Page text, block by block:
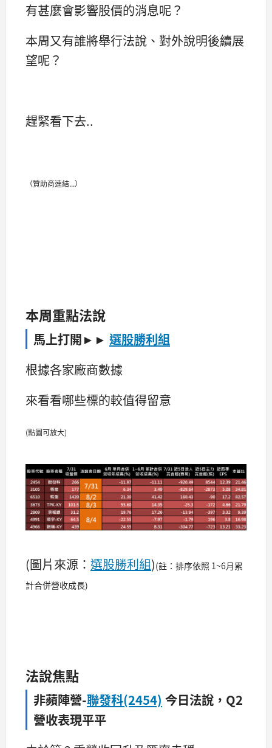
有甚麼會影響股價的消息呢？
本周又有誰將舉行法說、對外說明後續展
望呢？
趕緊看下去..
（贊助商連結...）
本周重點法說
馬上打開►► 選股勝利組
根據各家廠商數據
來看看哪些標的較值得留意
(點圖可放大)
(圖片來源： 選股勝利組)(註：排序依照 1~6月累
計合併營收成長)
法說焦點
非蘋陣營-聯發科(2454) 今日法說，Q2
營收表現平平